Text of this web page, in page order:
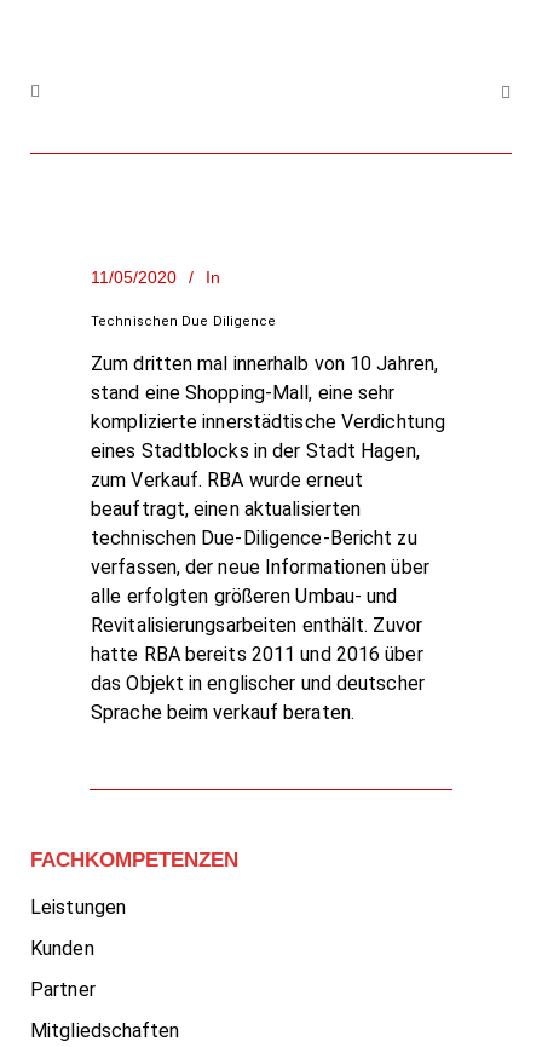
11/05/2020 In
Technischen Due Diligence
Zum dritten mal innerhalb von 10 Jahren,
stand eine Shopping-Mall, eine sehr
komplizierte innerstädtische Verdichtung
eines Stadtblocks in der Stadt Hagen,
zum Verkauf. RBA wurde erneut
beauftragt, einen aktualisierten
technischen Due-Diligence-Bericht zu
verfassen, der neue Informationen über
alle erfolgten größeren Umbau- und
Revitalisierungsarbeiten enthält. Zuvor
hatte RBA bereits 2011 und 2016 über
das Objekt in englischer und deutscher
Sprache beim verkauf beraten.
FACHKOMPETENZEN
Leistungen
Kunden
Partner
Mitgliedschaften